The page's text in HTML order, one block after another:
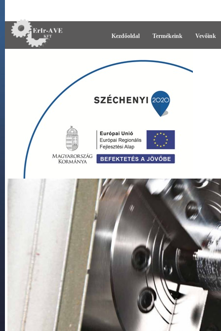
Kezdőoldal Termékeink Vevőink